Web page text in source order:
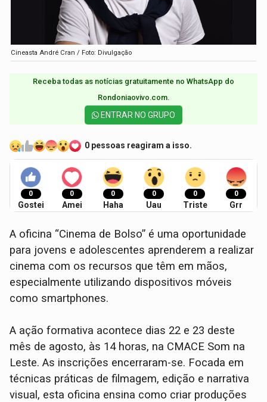
Cineasta André Cran / Foto: Divulgação
Receba todas as notícias gratuitamente no WhatsApp do
Rondoniaovivo.com.​
ENTRAR NO GRUPO
0 pessoas reagiram a isso.
0
Gostei
0
Amei
0
Haha
0
Uau
0
Triste
0
Grr
A oficina “Cinema de Bolso” é uma oportunidade
para jovens e adolescentes aprenderem a realizar
cinema com os recursos que têm em mãos,
especialmente utilizando dispositivos móveis
como smartphones.
A ação formativa acontece dias 22 e 23 deste
mês de agosto, às 14 horas, na CMACE Som na
Leste. As inscrições encerraram-se. Focada em
técnicas práticas de filmagem, edição e narrativa
visual, esta oficina ensina como criar produções